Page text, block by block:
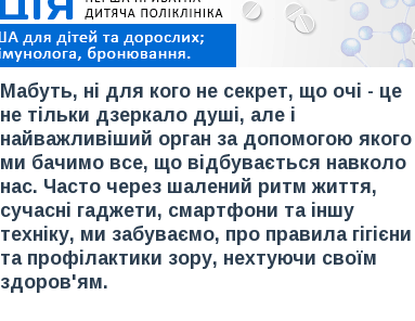
Мабуть, ні для кого не секрет, що очі - це
не тільки дзеркало душі, але і
найважливіший орган за допомогою якого
ми бачимо все, що відбувається навколо
нас. Часто через шалений ритм життя,
сучасні гаджети, смартфони та іншу
техніку, ми забуваємо, про правила гігієни
та профілактики зору, нехтуючи своїм
здоров'ям.